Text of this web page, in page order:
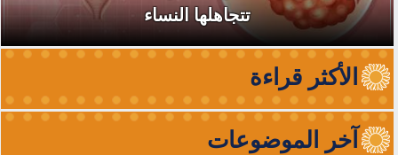
تتجاهلها النساء
الأكثر قراءة
آخر الموضوعات